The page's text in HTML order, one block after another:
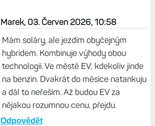
Marek, 03. Červen 2026, 10:58
Mám soláry, ale jezdím obyčejným
hybridem. Kombinuje výhody obou
technologií. Ve městě EV, kdekoliv jinde
na benzin. Dvakrát do měsíce natankuju
a dál to neřeším. Až budou EV za
nějakou rozumnou cenu, přejdu.
Odpovědět